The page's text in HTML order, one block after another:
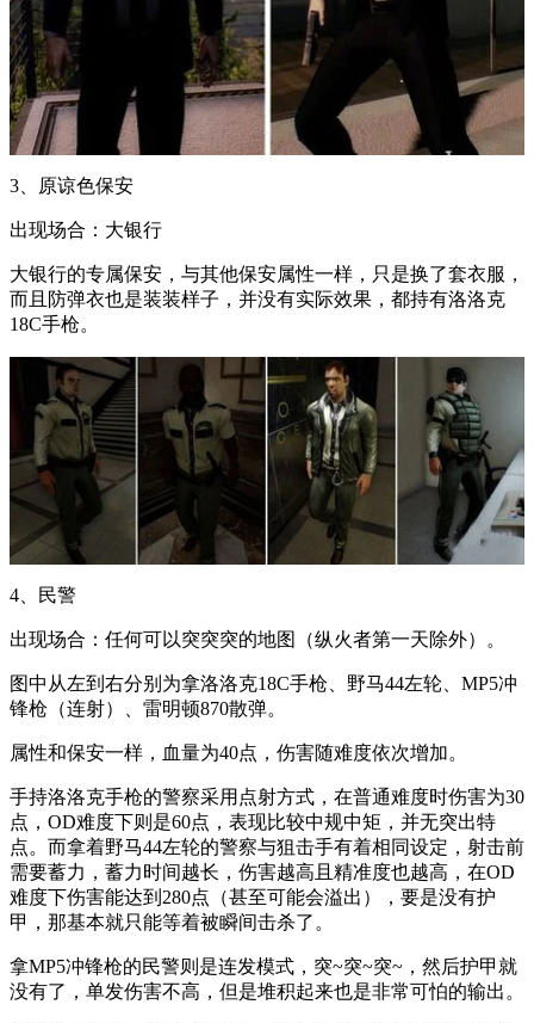
3、原谅色保安
出现场合：大银行
大银行的专属保安，与其他保安属性一样，只是换了套衣服，
而且防弹衣也是装装样子，并没有实际效果，都持有洛洛克
18C手枪。
4、民警
出现场合：任何可以突突突的地图（纵火者第一天除外）。
图中从左到右分别为拿洛洛克18C手枪、野马44左轮、MP5冲
锋枪（连射）、雷明顿870散弹。
属性和保安一样，血量为40点，伤害随难度依次增加。
手持洛洛克手枪的警察采用点射方式，在普通难度时伤害为30
点，OD难度下则是60点，表现比较中规中矩，并无突出特
点。而拿着野马44左轮的警察与狙击手有着相同设定，射击前
需要蓄力，蓄力时间越长，伤害越高且精准度也越高，在OD
难度下伤害能达到280点（甚至可能会溢出），要是没有护
甲，那基本就只能等着被瞬间击杀了。
拿MP5冲锋枪的民警则是连发模式，突~突~突~，然后护甲就
没有了，单发伤害不高，但是堆积起来也是非常可怕的输出。